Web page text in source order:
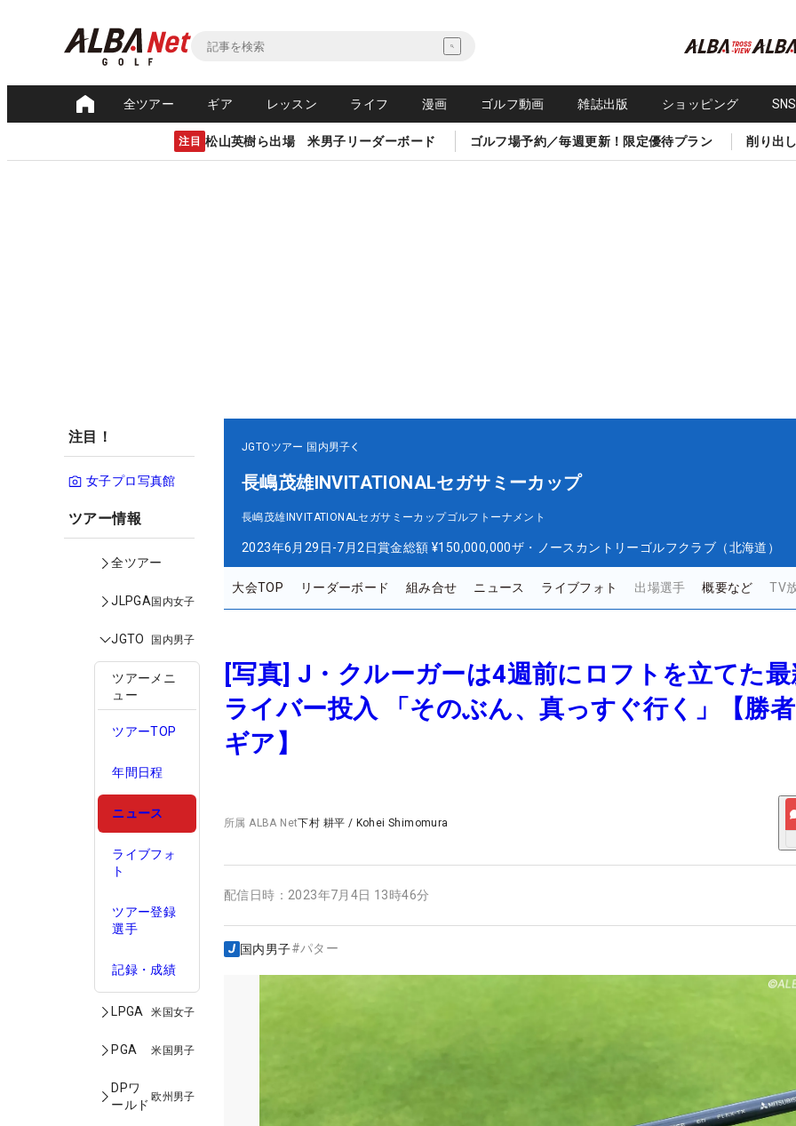
全ツアー ギア レッスン ライフ 漫画 ゴルフ動画 雑誌出版 ショッピング
注目 松山英樹ら出場 米男子リーダーボード ゴルフ場予約／毎週更新！限定優待プラン 削り出
注目！
女子プロ写真館
ツアー情報
全ツアー
JLPGA国内女子
JGTO 国内男子
ツアーメニ
ュー
ツアーTOP
年間日程
ニュース
ライブフォ
ト
ツアー登録
選手
記録・成績
LPGA 米国女子
PGA 米国男子
DPワ
ールド
欧州男子
JGTOツアー 国内男子
長嶋茂雄INVITATIONALセガサミーカップ
長嶋茂雄INVITATIONALセガサミーカップゴルフトーナメント
2023年6月29日-7月2日賞金総額 ¥150,000,000ザ・ノースカントリーゴルフクラブ（北海道）
大会TOP リーダーボード 組み合せ ニュース ライブフォト 出場選手 概要など TV
[写真] J・クルーガーは4週前にロフトを立てた
ライバー投入 「そのぶん、真っすぐ行く」【勝
ギア】
所属ALBA Net下村 耕平 / Kohei Shimomura
配信日時： 2023年7月4日 13時46分
国内男子#パター